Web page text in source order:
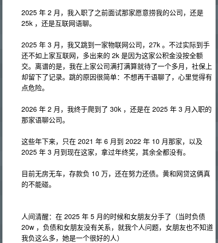
2025 年 2 月，我入职了之前面试那家愿意捞我的公司，还是
25k ，还是互联网语聊。
2025 年 3 月，我又跳到一家物联网公司，27k 。不过实际到手
还不如上家互联网，多出来的 2k 是因为这家公积金没按全额
交。离谱的是，我在上家公司满打满算就待了一个多月，社保上
却留下了记录。跳的原因很简单：不想再干语聊了，心里觉得有
点危险。
2026 年 2 月，我终于爬到了 30k ，还是在 2025 年 3 月入职的
那家语聊公司。
这些年下来，只在 2021 年 6 月到 2022 年 10 月那家，以及
2025 年 3 月到现在这家，拿过年终奖，其余全都没有。
目前无房无车，存款负 10 万，还在努力还债。黄和网贷这俩真
的不能碰。
人间清醒：在 2025 年 5 月的时候和女朋友分手了（当时负债
20w ，负债和女朋友没有关系，就我个人问题，女朋友也不知道
我负这么多，她是一个很好的人）